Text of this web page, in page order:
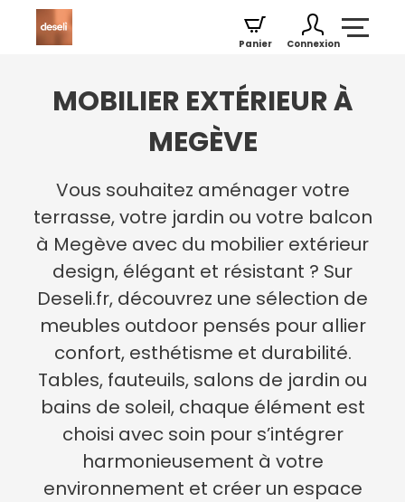
Connexion
Panier
MOBILIER EXTÉRIEUR À
MEGÈVE
Vous souhaitez aménager votre
terrasse, votre jardin ou votre balcon
à Megève avec du mobilier extérieur
design, élégant et résistant ? Sur
Deseli.fr, découvrez une sélection de
meubles outdoor pensés pour allier
confort, esthétisme et durabilité.
Tables, fauteuils, salons de jardin ou
bains de soleil, chaque élément est
choisi avec soin pour s’intégrer
harmonieusement à votre
environnement et créer un espace